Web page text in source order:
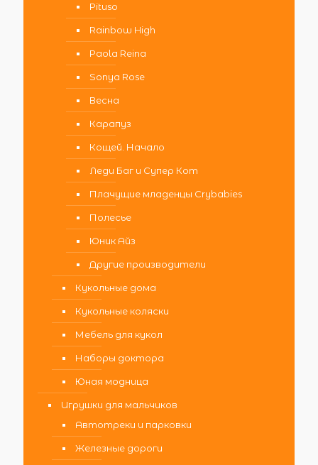
Pituso
Rainbow High
Paola Reina
Sonya Rose
Весна
Карапуз
Кощей. Начало
Леди Баг и Супер Кот
Плачущие младенцы Crybabies
Полесье
Юник Айз
Другие производители
Кукольные дома
Кукольные коляски
Мебель для кукол
Наборы доктора
Юная модница
Игрушки для мальчиков
Автотреки и парковки
Железные дороги